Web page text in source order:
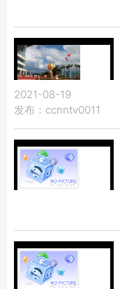
2021-08-19
发布：ccnntv0011